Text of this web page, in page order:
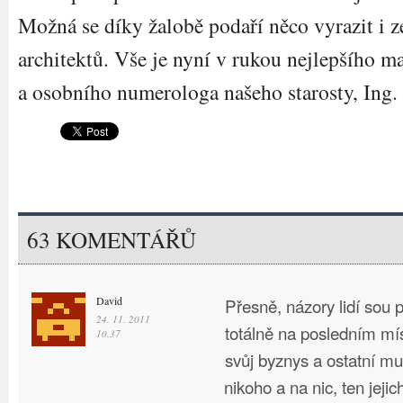
Možná se díky žalobě podaří něco vyrazit i
architektů. Vše je nyní v rukou nejlepšího
a osobního numerologa našeho starosty,
63 KOMENTÁŘŮ
David
24. 11. 2011
10.37
Přesně, názory lidí sou
totálně na posledním
svůj byznys a ostatní
nikoho a na nic, ten